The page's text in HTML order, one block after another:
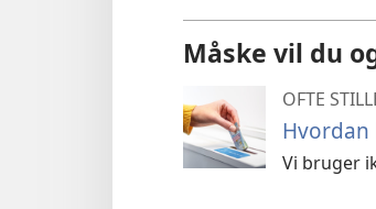
Måske vil du
OFTE
Hvordan
Vi bruger